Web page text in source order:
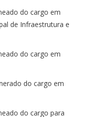
do cargo em
de Infraestrutura e
do cargo em
do cargo em
do cargo para